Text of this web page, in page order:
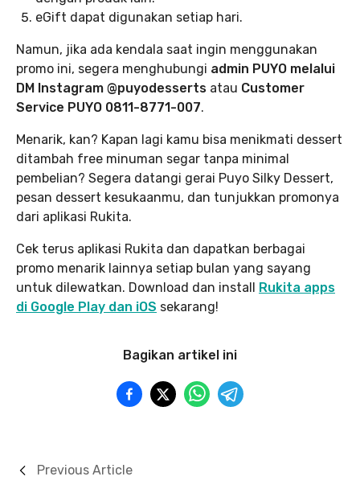
eGift dapat digunakan setiap hari.
Namun, jika ada kendala saat ingin menggunakan
promo ini, segera menghubungi admin PUYO melalui
DM Instagram @puyodesserts atau Customer
Service PUYO 0811-8771-007.
Menarik, kan? Kapan lagi kamu bisa menikmati dessert
ditambah free minuman segar tanpa minimal
pembelian? Segera datangi gerai Puyo Silky Dessert,
pesan dessert kesukaanmu, dan tunjukkan promonya
dari aplikasi Rukita.
Cek terus aplikasi Rukita dan dapatkan berbagai
promo menarik lainnya setiap bulan yang sayang
untuk dilewatkan. Download dan install Rukita apps
di Google Play dan iOS sekarang!
Bagikan artikel ini
Previous Article